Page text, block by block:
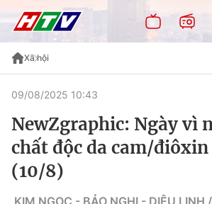
Xã hội
09/08/2025 10:43
NewZgraphic: Ngày vì
chất độc da cam/
(10/8)
KIM NGỌC - BẢO NGHI - DIỆU LINH